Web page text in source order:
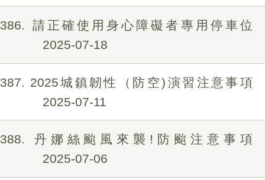
386
請正確使用身心障礙者專用停車位
2025-07-18
387
2025城鎮韌性（防空)演習注意事項
2025-07-11
388
丹娜絲颱風來襲!防颱注意事項
2025-07-06